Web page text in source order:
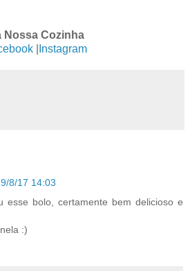
Nossa Cozinha
| Instagram
9/8/17 14:03
esse bolo, certamente bem delicioso e
:)